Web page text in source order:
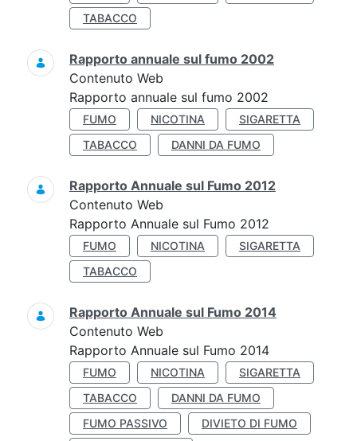
TABACCO
Rapporto annuale sul fumo 2002
Contenuto Web
Rapporto annuale sul fumo 2002
FUMO NICOTINA
SIGARETTA
TABACCO
DANNI DA FUMO
Rapporto Annuale sul Fumo 2012
Contenuto Web
Rapporto Annuale sul Fumo 2012
FUMO NICOTINA
SIGARETTA
TABACCO
Rapporto Annuale sul Fumo 2014
Contenuto Web
Rapporto Annuale sul Fumo 2014
FUMO NICOTINA
SIGARETTA
TABACCO
DANNI DA FUMO
FUMO PASSIVO
DIVIETO DI FUMO